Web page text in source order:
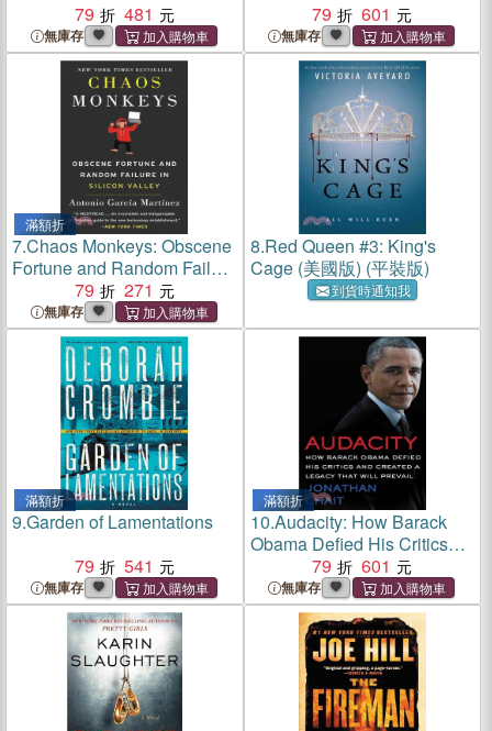
79
481
無庫存
79
601
無庫存
滿額折
7.Chaos Monkeys: Obscene
Fortune and Random Failure
in Silicon Valley
79 271
無庫存
8.Red Queen #3: King's
Cage (美國版) (平裝版)
到貨時通知我
滿額折
9.Garden of Lamentations
79
541
無庫存
滿額折
10.Audacity: How Barack
Obama Defied His Critics
and Created a Legacy That
Will Prevail
79 601
無庫存